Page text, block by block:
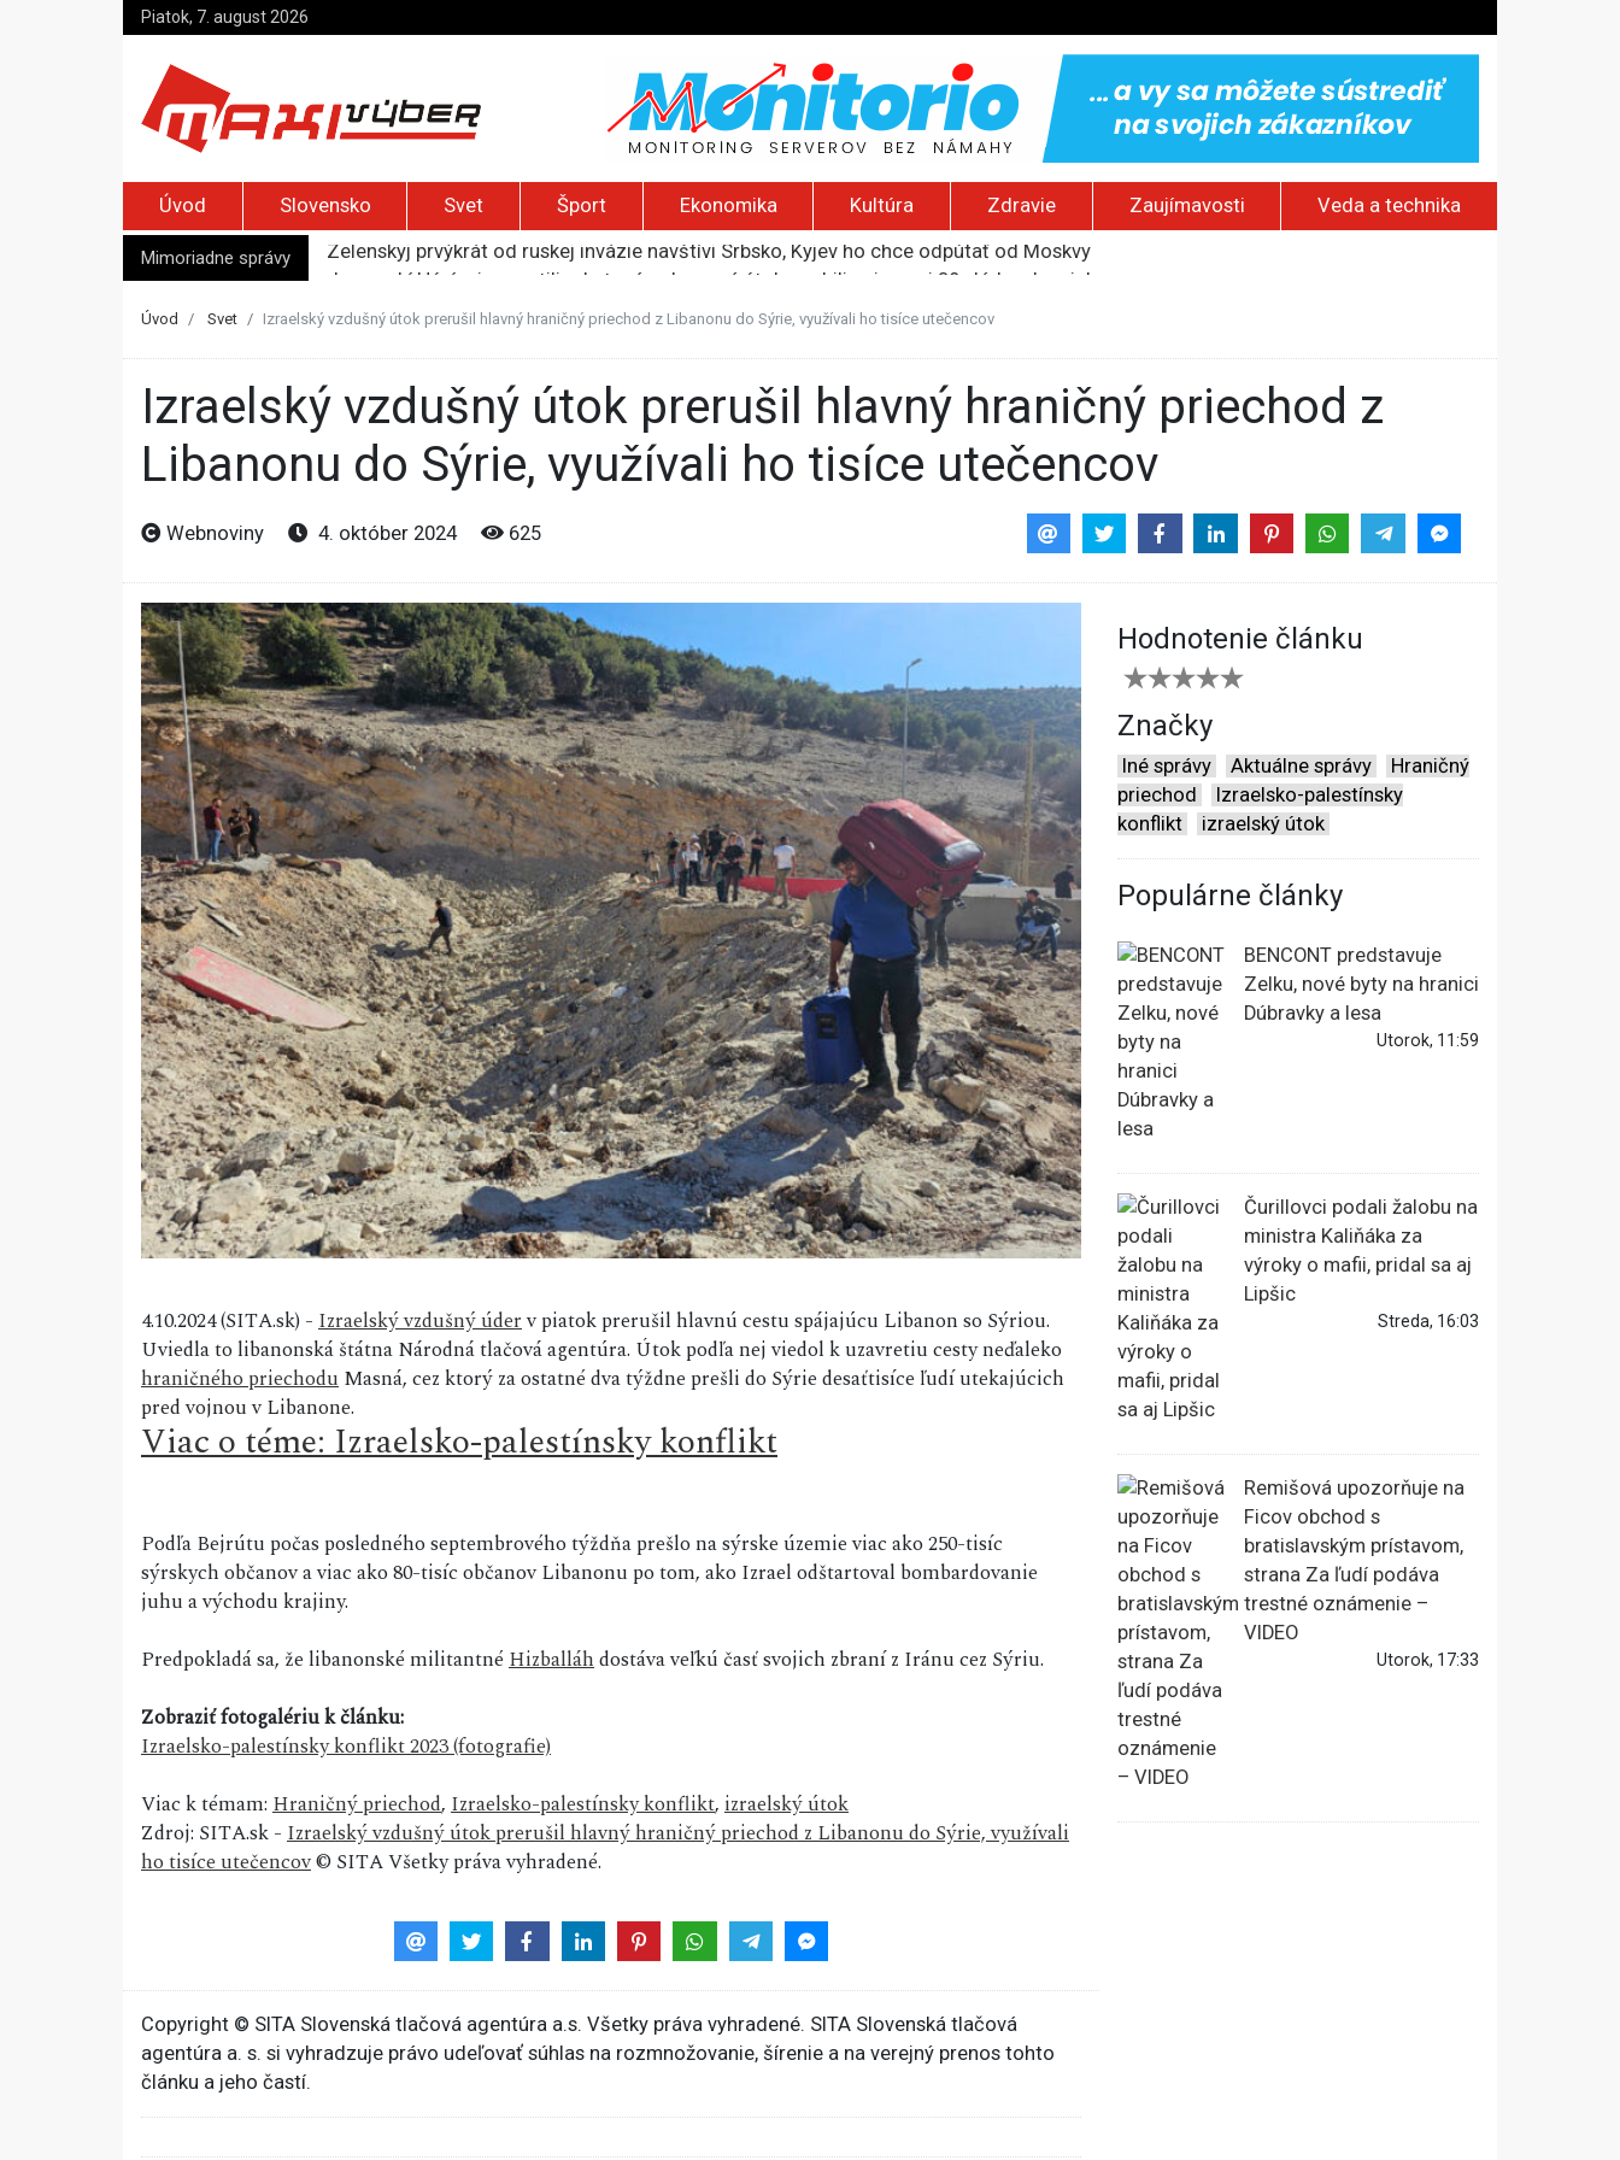
Piatok, 7. august 2026
Úvod Slovensko Svet Šport Ekonomika Kultúra Zdravie Zaujímavosti Veda a technika
Mimoriadne správy
Zelenskyj prvýkrát od ruskej invázie navštívi Srbsko, Kyjev ho chce odpútať od Moskvy
Jemenskí Húsíovia spustili raketové a dronové útoky, zabili najmenej 38 vládnych vojakov
Irán pohrozil susedom, že „zhasne celý Perzský záliv“, pripravil zoznam cieľov
Úvod Svet Izraelský vzdušný útok prerušil hlavný hraničný priechod z Libanonu do Sýrie, využívali ho tisíce utečencov
Izraelský vzdušný útok prerušil hlavný hraničný priechod z
Libanonu do Sýrie, využívali ho tisíce utečencov
Webnoviny 4. október 2024 625
4.10.2024 (SITA.sk) -Izraelský vzdušný úderv piatok prerušil hlavnú cestu spájajúcu Libanon so Sýriou.
Uviedla to libanonská štátna Národná tlačová agentúra. Útok podľa nej viedol k uzavretiu cesty neďaleko
hraničného priechoduMasná, cez ktorý za ostatné dva týždne prešli do Sýrie desaťtisíce ľudí utekajúcich
pred vojnou v Libanone.
Viac o téme: Izraelsko-palestínsky konflikt
Podľa Bejrútu počas posledného septembrového týždňa prešlo na sýrske územie viac ako 250-tisíc
sýrskych občanov a viac ako 80-tisíc občanov Libanonu po tom, ako Izrael odštartoval bombardovanie
juhu a východu krajiny.
Predpokladá sa, že libanonské militantnéHizballáhdostáva veľkú časť svojich zbraní z Iránu cez Sýriu.
Zobraziť fotogalériu k článku:
Izraelsko-palestínsky konflikt 2023 (fotografie)
Viac k témam:Hraničný priechod,Izraelsko-palestínsky konflikt,izraelský útok
Zdroj: SITA.sk -Izraelský vzdušný útok prerušil hlavný hraničný priechod z Libanonu do Sýrie, využívali
ho tisíce utečencov© SITA Všetky práva vyhradené.
Hodnotenie článku
Značky
Iné správy Aktuálne správy
Hraničný
priechod
Izraelsko-palestínsky
konflikt
izraelský útok
Populárne články
BENCONT predstavuje
Zelku, nové byty na hranici
Dúbravky a lesa
Utorok, 11:59
Čurillovci podali žalobu na
ministra Kaliňáka za
výroky o mafii, pridal sa aj
Lipšic
Streda, 16:03
Remišová upozorňuje na
Ficov obchod s
bratislavským prístavom,
strana Za ľudí podáva
trestné oznámenie –
VIDEO
Utorok, 17:33
Copyright © SITA Slovenská tlačová agentúra a.s. Všetky práva vyhradené. SITA Slovenská tlačová
agentúra a. s. si vyhradzuje právo udeľovať súhlas na rozmnožovanie, šírenie a na verejný prenos tohto
článku a jeho častí.